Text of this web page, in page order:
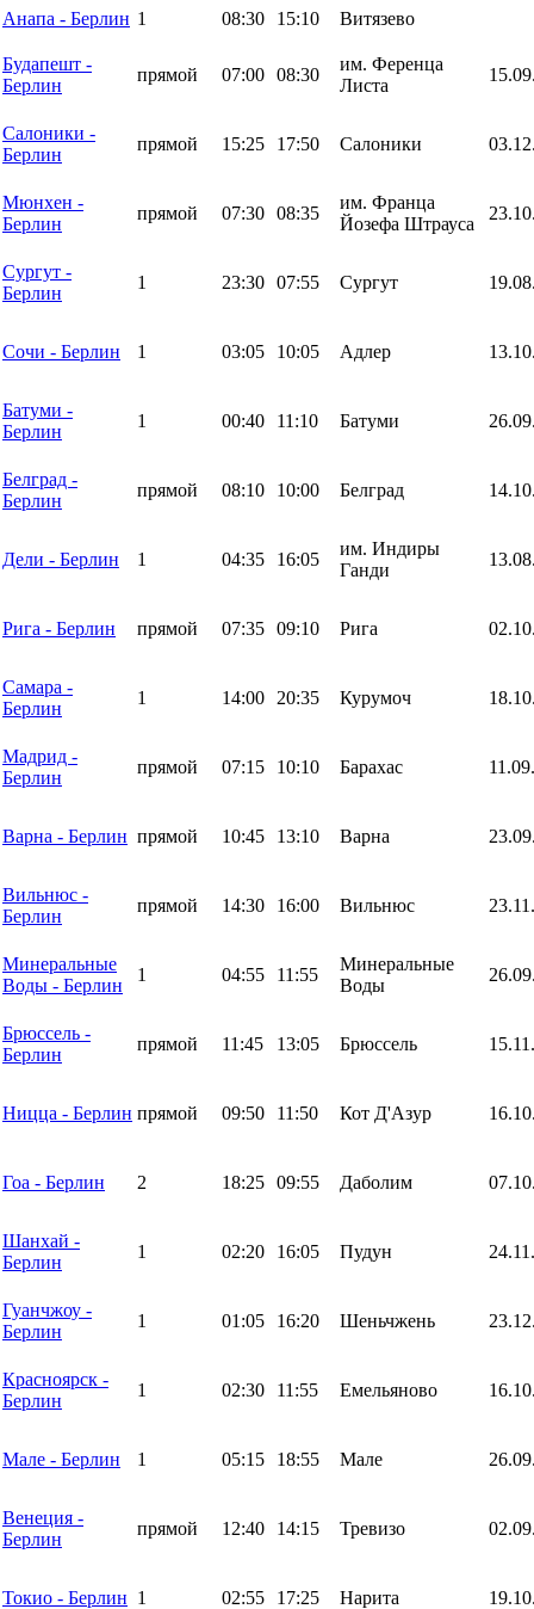
Анапа - Берлин 1 08:30 15:10 Витязево
Будапешт -
Берлин
прямой 07:00 08:30
им. Ференца
Листа
Салоники -
Берлин
прямой 15:25 17:50 Салоники
Мюнхен -
Берлин
прямой 07:30 08:35
им. Франца
Йозефа Штрауса
Сургут -
Берлин
1 23:30 07:55 Сургут
Сочи - Берлин 1 03:05 10:05 Адлер
Батуми -
Берлин
1 00:40 11:10 Батуми
Белград -
Берлин
прямой 08:10 10:00 Белград
Дели - Берлин 1 04:35 16:05
им. Индиры
Ганди
Рига - Берлин прямой 07:35 09:10 Рига
Самара -
Берлин
1 14:00 20:35 Курумоч
Мадрид -
Берлин
прямой 07:15 10:10 Барахас
Варна - Берлин прямой 10:45 13:10 Варна
Вильнюс -
Берлин
прямой 14:30 16:00 Вильнюс
Минеральные
Воды - Берлин
1 04:55 11:55
Минеральные
Воды
Брюссель -
Берлин
прямой 11:45 13:05 Брюссель
Ницца - Берлин прямой 09:50 11:50 Кот Д'Азур
Гоа - Берлин 2 18:25 09:55 Даболим
Шанхай -
Берлин
1 02:20 16:05 Пудун
Гуанчжоу -
Берлин
1 01:05 16:20 Шеньчжень
Красноярск -
Берлин
1 02:30 11:55 Емельяново
Мале - Берлин 1 05:15 18:55 Мале
Венеция -
Берлин
прямой 12:40 14:15 Тревизо
Токио - Берлин 1 02:55 17:25 Нарита